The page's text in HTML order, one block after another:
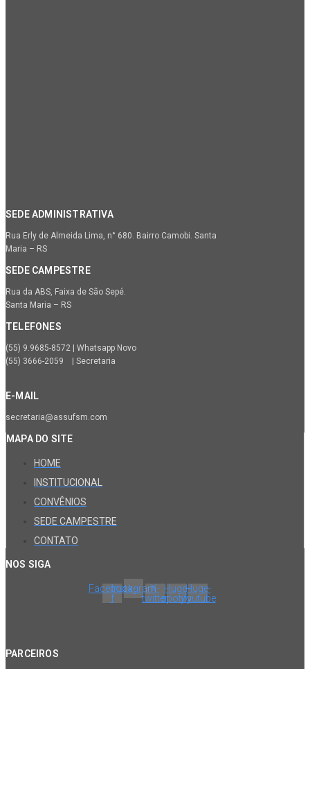
SEDE ADMINISTRATIVA
Rua Erly de Almeida Lima, n° 680. Bairro Camobi. Santa
Maria – RS
SEDE CAMPESTRE
Rua da ABS, Faixa de São Sepé.
Santa Maria – RS
TELEFONES
(55) 9.9685-8572 | Whatsapp Novo
(55) 3666-2059 | Secretaria
E-MAIL
secretaria@assufsm.com
MAPA DO SITE
HOME
INSTITUCIONAL
CONVÊNIOS
SEDE CAMPESTRE
CONTATO
NOS SIGA
Facebook-
f
InstagramX-
twitter
Huge-
spotify
Huge-
youtube
PARCEIROS